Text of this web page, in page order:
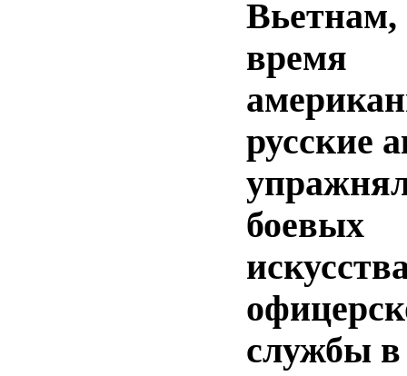
Вьетнам,
время
русские
боевых
службы